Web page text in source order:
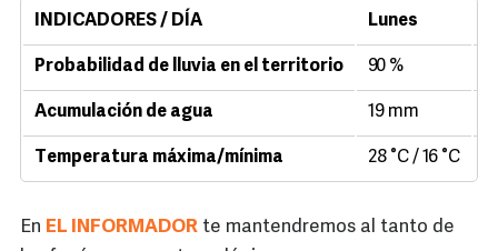
INDICADORES / DÍA Lunes
Probabilidad de lluvia en el territorio 90 %
Acumulación de agua 19 mm
Temperatura máxima/mínima 28 °C / 16 °C
En EL INFORMADOR te mantendremos al tanto de